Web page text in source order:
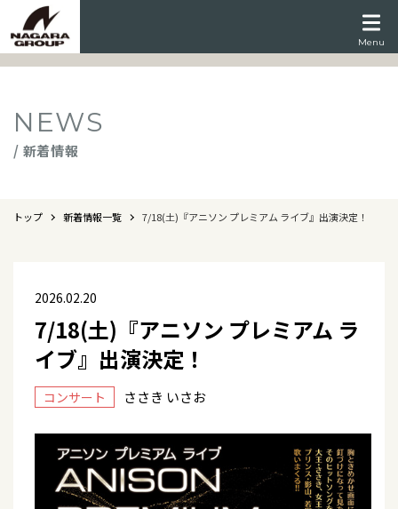
Menu
NEWS
/ 新着情報
トップ 新着情報一覧 7/18(土)『アニソン プレミアム ライブ』出演決定！
2026.02.20
7/18(土)『アニソン プレミアム ラ
イブ』出演決定！
コンサート ささき いさお